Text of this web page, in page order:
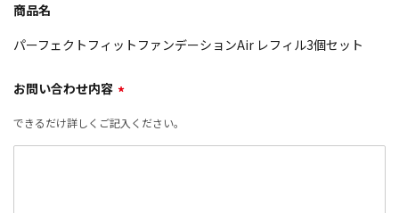
商品名
パーフェクトフィットファンデーションAir レフィル3個セット
お問い合わせ内容 *
できるだけ詳しくご記入ください。